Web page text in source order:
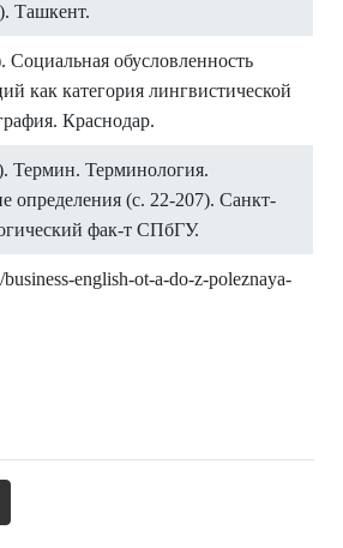
Ташкент.
обусловленность
как категория лингвистической
Краснодар.
Термин. Терминология.
определения (с. 22-207). Санкт-
фак-т СПбГУ.
english-ot-a-do-z-poleznaya-